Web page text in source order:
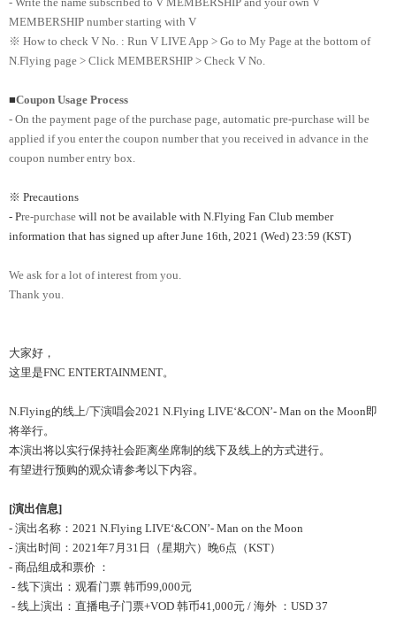
MEMBERSHIP number starting with V
※ How to check V No. : Run V LIVE App > Go to My Page at the bottom of
N.Flying page > Click MEMBERSHIP > Check V No.
■Coupon Usage Process
- On the payment page of the purchase page, automatic pre-purchase will be
applied if you enter the coupon number that you received in advance in the
coupon number entry box.
※ Precautions
- Pre-purchase will not be available with N.Flying Fan Club member
information that has signed up after June 16th, 2021 (Wed) 23:59 (KST)
We ask for a lot of interest from you.
Thank you.
大家好，
这里是FNC ENTERTAINMENT。
N.Flying的线上/下演唱会2021 N.Flying LIVE‘&CON’- Man on the Moon即
将举行。
本演出将以实行保持社会距离坐席制的线下及线上的方式进行。
有望进行预购的观众请参考以下内容。
[演出信息]
- 演出名称：2021 N.Flying LIVE‘&CON’- Man on the Moon
- 演出时间：2021年7月31日（星期六）晚6点（KST）
- 商品组成和票价 ：
- 线下演出：观看门票 韩币99,000元
- 线上演出：直播电子门票+VOD 韩币41,000元 / 海外 ：USD 37